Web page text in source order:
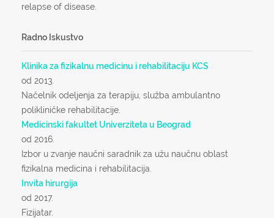
relapse of disease.
Radno Iskustvo
Klinika za fizikalnu medicinu i rehabilitaciju KCS
od 2013.
Načelnik odeljenja za terapiju, služba ambulantno
polikliničke rehabilitacije.
Medicinski fakultet Univerziteta u Beograd
od 2016.
Izbor u zvanje naučni saradnik za užu naučnu oblast
fizikalna medicina i rehabilitacija.
Invita hirurgija
od 2017.
Fizijatar.